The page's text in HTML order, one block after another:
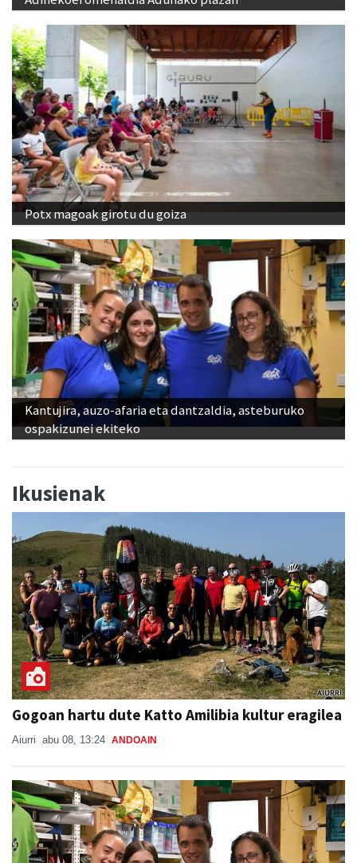
Potx magoak girotu du goiza
Kantujira, auzo-afaria eta dantzaldia, asteburuko
ospakizunei ekiteko
Ikusienak
Gogoan hartu dute Katto Amilibia kultur eragilea
Aiurri abu 08, 13:24 ANDOAIN